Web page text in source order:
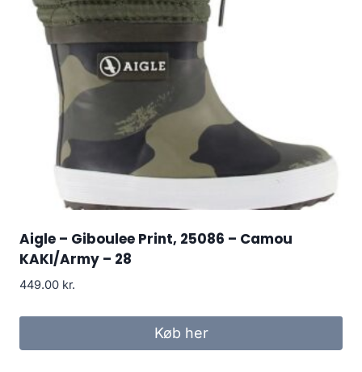
Aigle – Giboulee Print, 25086 – Camou
KAKI/Army – 28
449.00 kr.
Køb her